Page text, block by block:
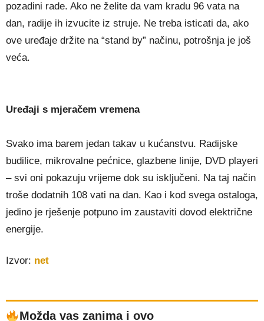
pozadini rade. Ako ne želite da vam kradu 96 vata na
dan, radije ih izvucite iz struje. Ne treba isticati da, ako
ove uređaje držite na “stand by” načinu, potrošnja je još
veća.
Uređaji s mjeračem vremena
Svako ima barem jedan takav u kućanstvu. Radijske
budilice, mikrovalne pećnice, glazbene linije, DVD playeri
– svi oni pokazuju vrijeme dok su isključeni. Na taj način
troše dodatnih 108 vati na dan. Kao i kod svega ostaloga,
jedino je rješenje potpuno im zaustaviti dovod električne
energije.
Izvor: net
Možda vas zanima i ovo